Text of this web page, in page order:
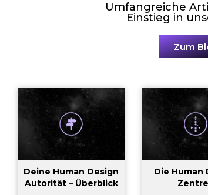
Umfangreiche
Einstieg in
Zum
Deine Human Design
Autorität – Überblick
Die Human